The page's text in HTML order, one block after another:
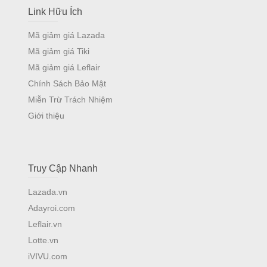
Link Hữu Ích
Mã giảm giá Lazada
Mã giảm giá Tiki
Mã giảm giá Leflair
Chính Sách Bảo Mật
Miễn Trừ Trách Nhiệm
Giới thiệu
Truy Cập Nhanh
Lazada.vn
Adayroi.com
Leflair.vn
Lotte.vn
iVIVU.com